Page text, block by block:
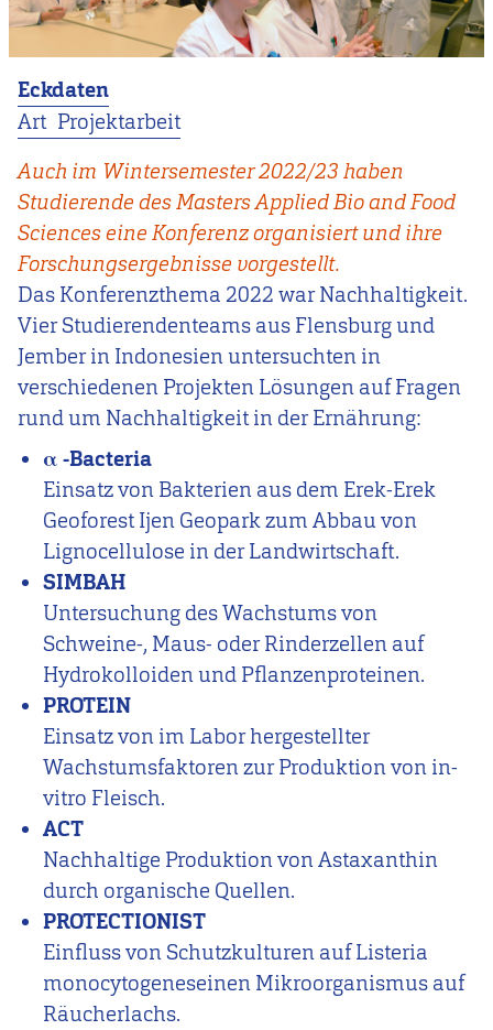
Eckdaten
Art Projektarbeit
Auch im Wintersemester 2022/23 haben
Studierende des Masters Applied Bio and Food
Sciences eine Konferenz organisiert und ihre
Forschungsergebnisse vorgestellt.
Das Konferenzthema 2022 war Nachhaltigkeit.
Vier Studierendenteams aus Flensburg und
Jember in Indonesien untersuchten in
verschiedenen Projekten Lösungen auf Fragen
rund um Nachhaltigkeit in der Ernährung:
α -Bacteria
Einsatz von Bakterien aus dem Erek-Erek
Geoforest Ijen Geopark zum Abbau von
Lignocellulose in der Landwirtschaft.
SIMBAH
Untersuchung des Wachstums von
Schweine-, Maus- oder Rinderzellen auf
Hydrokolloiden und Pflanzenproteinen.
PROTEIN
Einsatz von im Labor hergestellter
Wachstumsfaktoren zur Produktion von in-
vitro Fleisch.
ACT
Nachhaltige Produktion von Astaxanthin
durch organische Quellen.
PROTECTIONIST
Einfluss von Schutzkulturen auf Listeria
monocytogeneseinen Mikroorganismus auf
Räucherlachs.